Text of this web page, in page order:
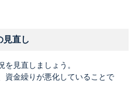
見直し
を見直しましょう。
資金繰りが悪化していることで